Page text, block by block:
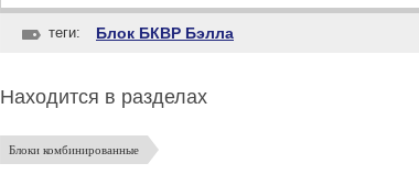
теги: Блок БКВР Бэлла
Находится в разделах
Блоки комбинированные